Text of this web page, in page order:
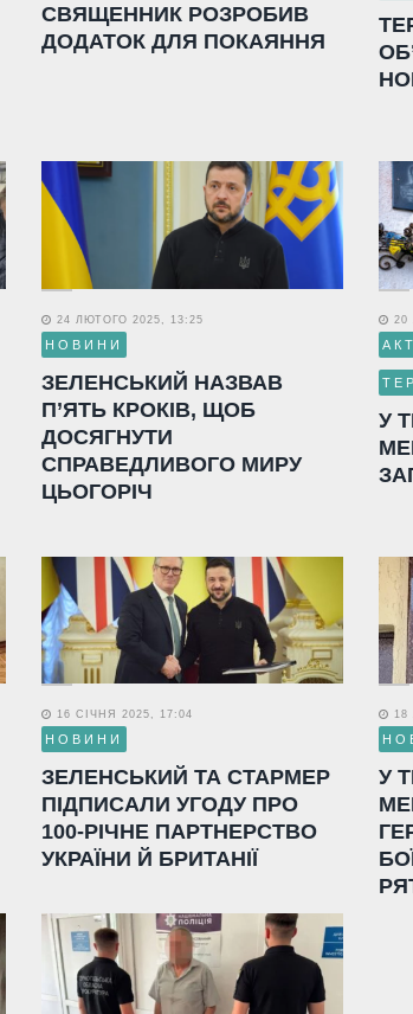
СВЯЩЕННИК РОЗРОБИВ
ДОДАТОК ДЛЯ ПОКАЯННЯ
24 ЛЮТОГО 2025, 13:25
НОВИНИ
ЗЕЛЕНСЬКИЙ НАЗВАВ
П’ЯТЬ КРОКІВ, ЩОБ
ДОСЯГНУТИ
СПРАВЕДЛИВОГО МИРУ
ЦЬОГОРІЧ
20
У
16 СІЧНЯ 2025, 17:04
НОВИНИ
ЗЕЛЕНСЬКИЙ ТА СТАРМЕР
ПІДПИСАЛИ УГОДУ ПРО
100-РІЧНЕ ПАРТНЕРСТВО
УКРАЇНИ Й БРИТАНІЇ
18
У